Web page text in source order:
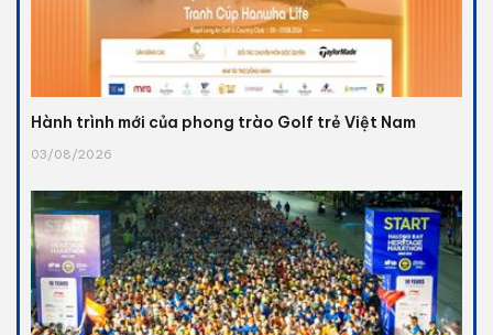
Hành trình mới của phong trào Golf trẻ Việt Nam
03/08/2026